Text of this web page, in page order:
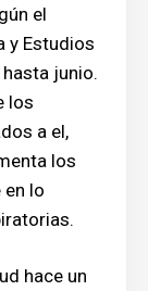
el
y Estudios
junio.
los
a el,
los
lo
hace un